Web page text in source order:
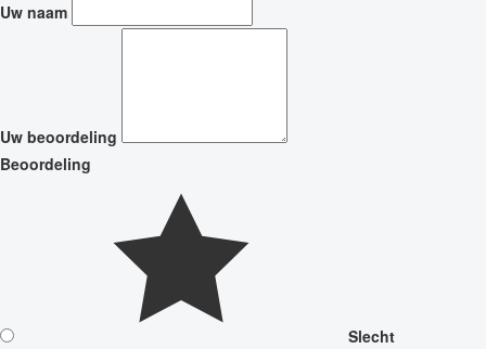
Uw naam
Uw beoordeling
Beoordeling
Slecht